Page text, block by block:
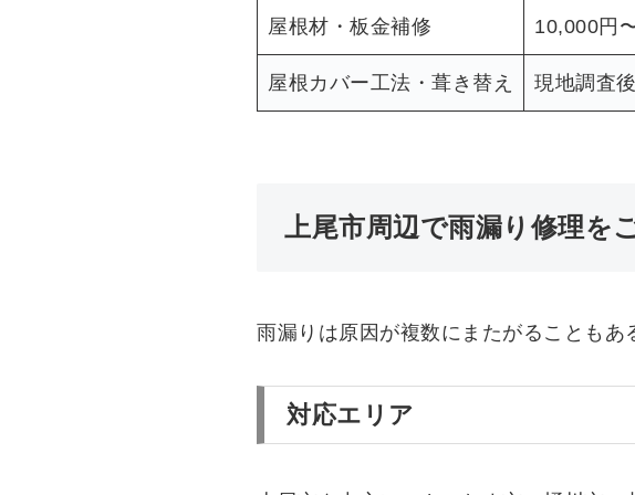
屋根材・板金補修 10,000円
屋根カバー工法・葺き替え 現地調査
上尾市周辺で雨漏り修理を
雨漏りは原因が複数にまたがることも
対応エリア